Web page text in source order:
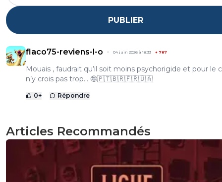
PUBLIER
flaco75-reviens-l-o 04 juin 2026 à 18:33 + 787
Mouais , faudrait qu’il soit moins psychorigide et pour le
n’y crois pas trop… 🤪🇵🇹🇧🇷🇫🇷🇺🇦
0+ Répondre
Articles Recommandés